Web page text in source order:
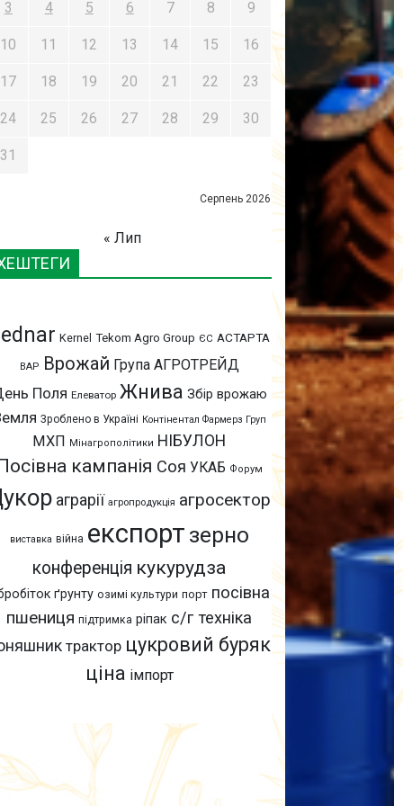
Серпень 2026
3 4 5 6 7 8 9
10 11 12 13 14 15 16
17 18 19 20 21 22 23
24 25 26 27 28 29 30
31
« Лип
Kernel Tekom Agro Group ЄС АСТАРТА
ВАР Врожай Група АГРОТРЕЙД
Поля Елеватор Жнива Збір врожаю
Зроблено в Україні Контінентал Фармерз Груп
МХП Мінагрополітики НІБУЛОН
кампанія Соя УКАБ Форум
аграрії агропродукція агросектор
виставка війна експорт зерно
конференція кукурудза
ґрунту озимі культури порт посівна
пшениця підтримка ріпак с/г техніка
трактор цукровий буряк
ціна імпорт